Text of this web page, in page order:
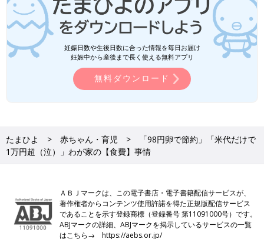
妊娠日数や生後日数に合った情報を毎日お届け
妊娠中から産後まで長く使える無料アプリ
無料ダウンロード
たまひよ 赤ちゃん・育児
「98円卵で節約」「米代だけで
1万円超（泣）」わが家の【食費】事情
ＡＢＪマークは、この電子書店・電子書籍配信サービスが、
著作権者からコンテンツ使用許諾を得た正規版配信サービス
であることを示す登録商標（登録番号 第11091000号）です。
ABJマークの詳細、ABJマークを掲示しているサービスの一覧
はこちら→https://aebs.or.jp/